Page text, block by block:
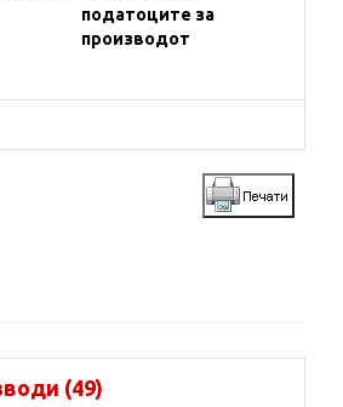
податоците за
производот
(49)